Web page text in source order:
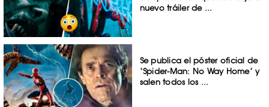
nuevo tráiler de ...
Se publica el póster oficial de
‘Spider-Man: No Way Home’ y
salen todos los ...